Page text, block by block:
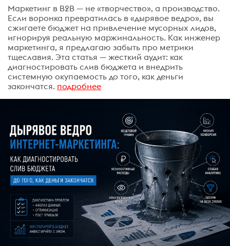
Маркетинг в B2B — не «творчество», а производство.
Если воронка превратилась в «дырявое ведро», вы
сжигаете бюджет на привлечение мусорных лидов,
игнорируя реальную маржинальность. Как инженер
маркетинга, я предлагаю забыть про метрики
тщеславия. Эта статья — жесткий аудит: как
диагностировать слив бюджета и внедрить
системную окупаемость до того, как деньги
закончатся. подробнее